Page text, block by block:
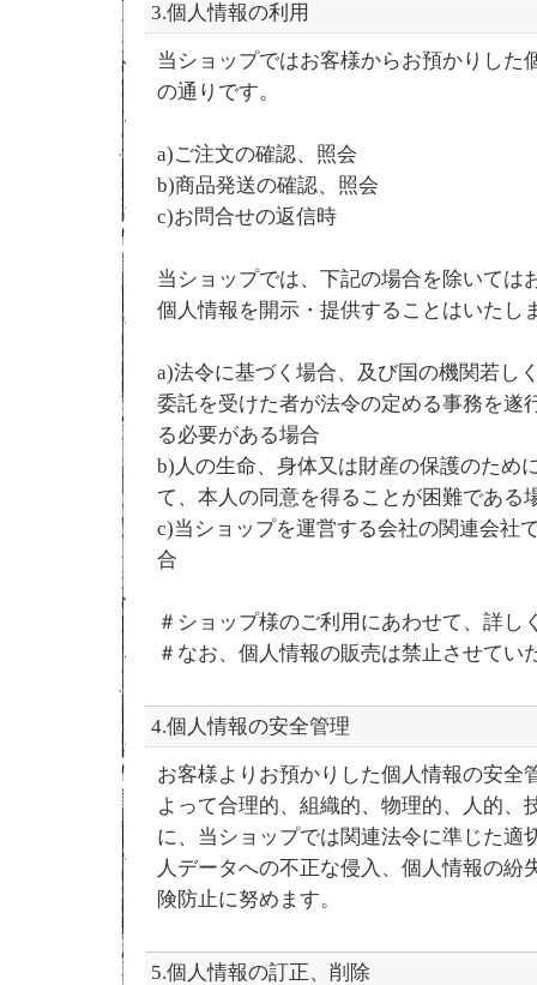
3.個人情報の利用
当ショップではお客様からお預かりした
の通りです。
a)ご注文の確認、照会
b)商品発送の確認、照会
c)お問合せの返信時
当ショップでは、下記の場合を除いては
個人情報を開示・提供することはいたし
a)法令に基づく場合、及び国の機関若し
委託を受けた者が法令の定める事務を遂
る必要がある場合
b)人の生命、身体又は財産の保護のため
て、本人の同意を得ることが困難である
c)当ショップを運営する会社の関連会社
合
＃ショップ様のご利用にあわせて、詳し
＃なお、個人情報の販売は禁止させてい
4.個人情報の安全管理
お客様よりお預かりした個人情報の安全
よって合理的、組織的、物理的、人的、
に、当ショップでは関連法令に準じた適
人データへの不正な侵入、個人情報の紛
険防止に努めます。
5.個人情報の訂正、削除